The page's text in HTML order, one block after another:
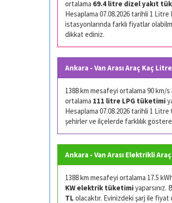
ortalama 69.4 litre dizel yakıt
Hesaplama 07.08.2026 tarihli 1 Litre
istasyonlarında farklı fiyatlar
dikkat ediniz.
Ankara - Van Arası Araç Kaç
1388 km mesafeyi ortalama 90 km/
ortalama 111 litre LPG tüketimi
Hesaplama 07.08.2026 tarihli 1 Litre
şehirler ve ilçelerde farklılık
Ankara - Van Arası Elektrikli
1388 km mesafeyi ortalama 17.5
KW elektrik tüketimiyaparsınız.
TL olacaktır. Evinizdeki şarj ile fiyat